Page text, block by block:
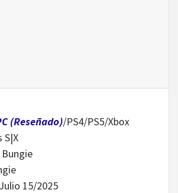
(Reseñado)/PS4/PS5/Xbox
S|X
Bungie
Julio 15/2025